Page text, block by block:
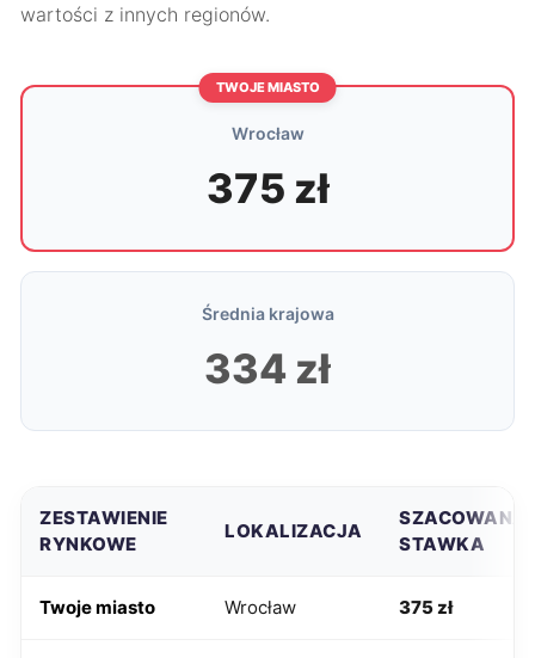
wartości z innych regionów.
TWOJE MIASTO
Wrocław
375 zł
Średnia krajowa
334 zł
ZESTAWIENIE
RYNKOWE
LOKALIZACJA
SZACOWANA
STAWKA
Twoje miasto Wrocław 375 zł